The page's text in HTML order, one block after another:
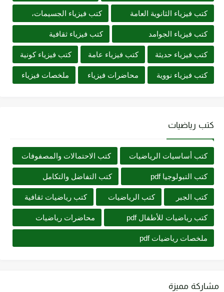
كتب فيزياء الثانوية العامة كتب فيزياء الجسيمات،
كتب فيزياء الجوامد كتب فيزياء ثقافية
كتب فيزياء حديثة كتب فيزياء عامة كتب فيزياء كونية
كتب فيزياء نووية محاضرات فيزياء ملخصات فيزياء
كتب رياضيات
كتب أساسيات الرياضيات كتب الاحتمالات والمصفوفات
كتب التبولوجيا pdf كتب التفاضل والتكامل
كتب الجبر كتب الرياضيات كتب رياضيات ثقافية
كتب رياضيات للأطفال pdf محاضرات رياضيات
ملخصات رياضيات pdf
مشاركة مميزة